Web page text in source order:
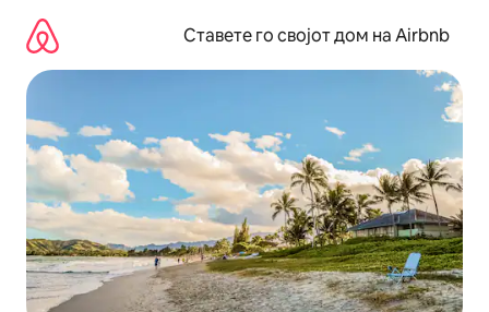
содржина
Ставете го својот дом на Airbnb